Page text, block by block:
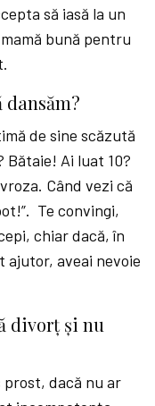
să iasă la un
bună pentru
dansăm?
de sine scăzută
Ai luat 10?
Când vezi că
Te convingi,
chiar dacă, în
ajutor, aveai nevoie
divorț și nu
dacă nu ar